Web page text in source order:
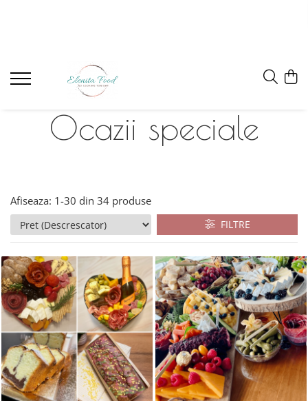
Ocazii speciale
Afiseaza: 1-30 din 34 produse
FILTRE